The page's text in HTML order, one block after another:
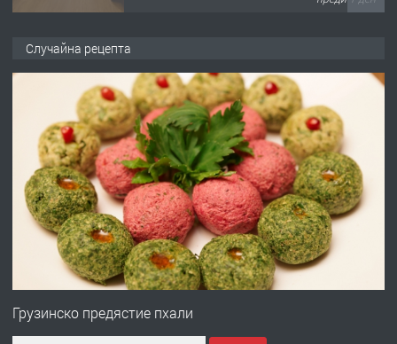
АПАРТАМЕНТ В ЦЕНТЪРА НА ГР.
ХАСКОВО
преди 2 дни
ПРЕДЛАГА Давам гараж под наем
преди 2 дни
№4120 Магазин/Офис под наем в кв.
градската градина!
Случайна рецепта
Грузинско предястие пхали